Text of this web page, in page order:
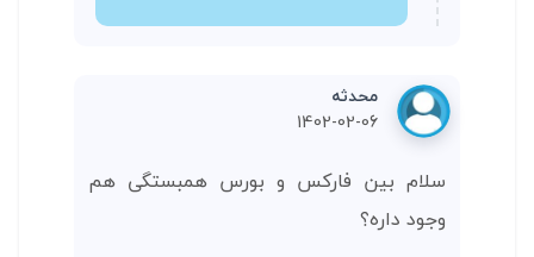
محدثه
1402-02-06
سلام بین فارکس و بورس همبستگی هم
وجود داره؟